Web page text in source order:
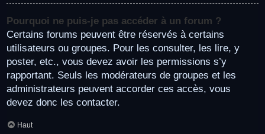
Pourquoi ne puis-je pas accéder à un forum ?
Certains forums peuvent être réservés à certains
utilisateurs ou groupes. Pour les consulter, les lire, y
poster, etc., vous devez avoir les permissions s’y
rapportant. Seuls les modérateurs de groupes et les
administrateurs peuvent accorder ces accès, vous
devez donc les contacter.
Haut